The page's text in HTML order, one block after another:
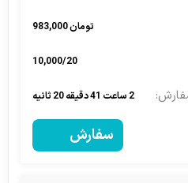
تومان 983,000
10,000/20
2 ساعت 41 دقیقه 20 ثانیه
سفارش